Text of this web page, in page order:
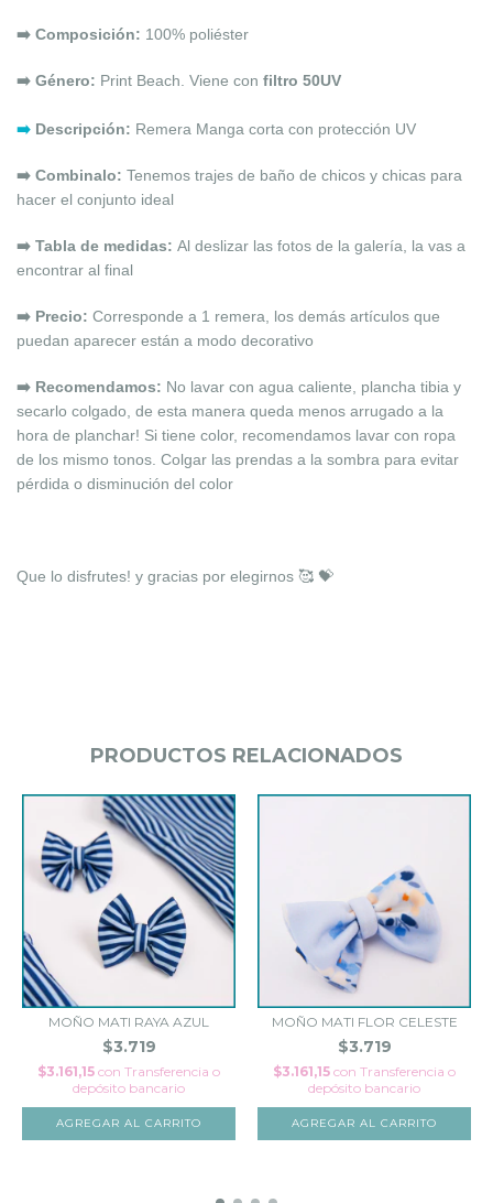
➡️ Composición: 100% poliéster
➡️ Género: Print Beach. Viene con filtro 50UV
➡️ Descripción: Remera Manga corta con protección UV
➡️ Combinalo: Tenemos trajes de baño de chicos y chicas para
hacer el conjunto ideal
➡️ Tabla de medidas: Al deslizar las fotos de la galería, la vas a
encontrar al final
➡️ Precio: Corresponde a 1 remera, los demás artículos que
puedan aparecer están a modo decorativo
➡️ Recomendamos: No lavar con agua caliente, plancha tibia y
secarlo colgado, de esta manera queda menos arrugado a la
hora de planchar! Si tiene color, recomendamos lavar con ropa
de los mismo tonos. Colgar las prendas a la sombra para evitar
pérdida o disminución del color
Que lo disfrutes! y gracias por elegirnos 🥰 💝
PRODUCTOS RELACIONADOS
MOÑO MATI RAYA AZUL
$3.719
$3.161,15 con Transferencia o
depósito bancario
MOÑO MATI FLOR CELESTE
$3.719
$3.161,15 con Transferencia o
depósito bancario